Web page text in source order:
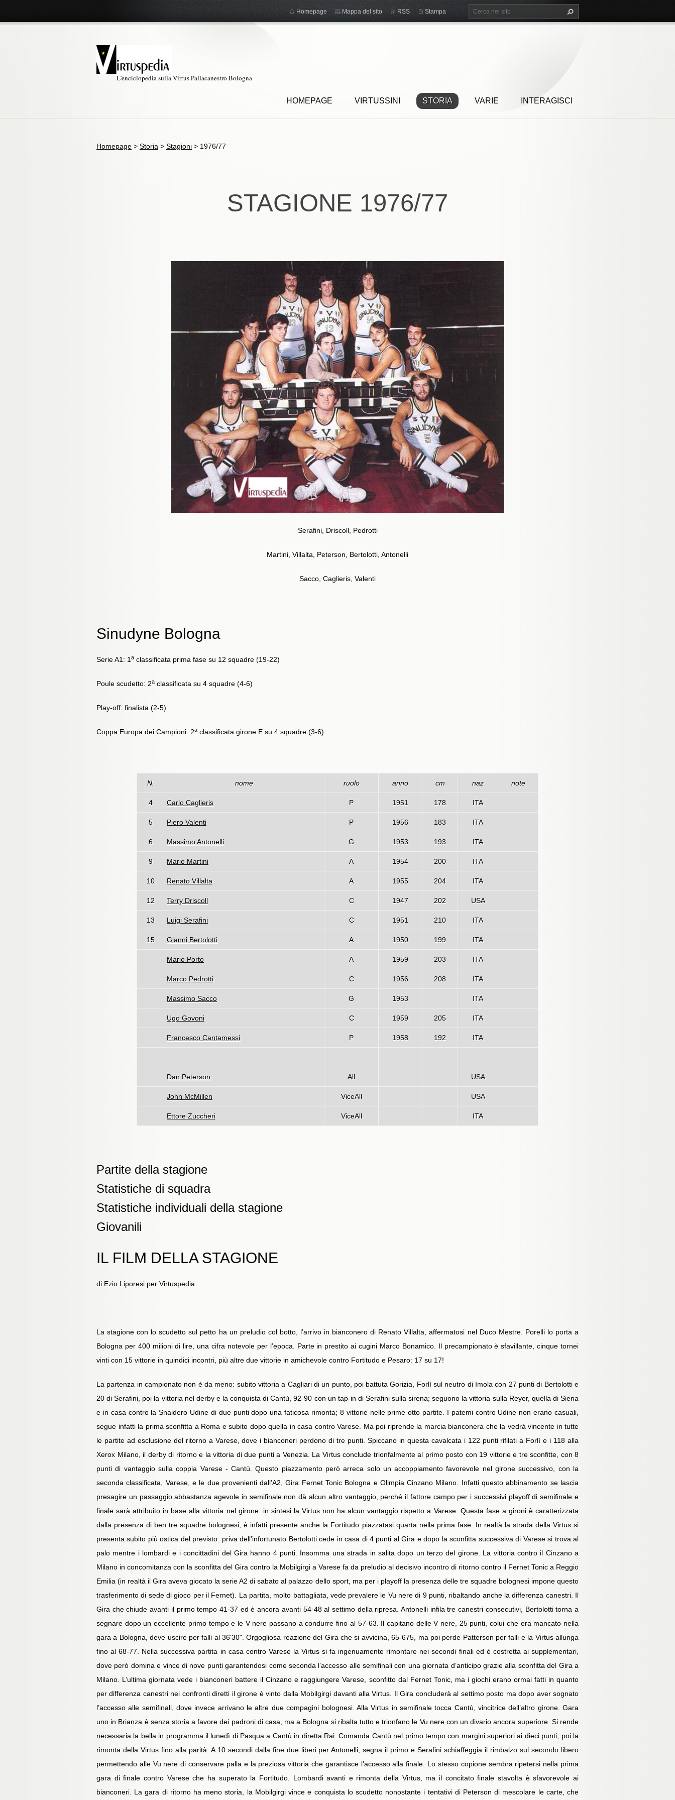
L'enciclopedia sulla Virtus Pallacanestro Bologna
HOMEPAGE VIRTUSSINI STORIA VARIE INTERAGISCI
Homepage Mappa del sito RSS Stampa
Homepage > Storia > Stagioni > 1976/77
STAGIONE 1976/77
Serafini, Driscoll, Pedrotti
Martini, Villalta, Peterson, Bertolotti, Antonelli
Sacco, Caglieris, Valenti
Sinudyne Bologna
Serie A1: 1 a classificata prima fase su 12 squadre (19-22)
Poule scudetto: 2a classificata su 4 squadre (4-6)
Play-off: finalista (2-5)
Coppa Europa dei Campioni: 2a classificata girone E su 4 squadre (3-6)
N. nome ruolo anno cm naz note
4 Carlo Caglieris P 1951 178 ITA
5 Piero Valenti P 1956 183 ITA
6 Massimo Antonelli G 1953 193 ITA
9 Mario Martini A 1954 200 ITA
10 Renato Villalta A 1955 204 ITA
12 Terry Driscoll C 1947 202 USA
13 Luigi Serafini C 1951 210 ITA
15 Gianni Bertolotti A 1950 199 ITA
Mario Porto A 1959 203 ITA
Marco Pedrotti C 1956 208 ITA
Massimo Sacco G 1953 ITA
Ugo Govoni C 1959 205 ITA
Francesco Cantamessi P 1958 192 ITA
Dan Peterson All USA
John McMillen ViceAll USA
Ettore Zuccheri ViceAll ITA
Partite della stagione
Statistiche di squadra
Statistiche individuali della stagione
Giovanili
IL FILM DELLA STAGIONE
di Ezio Liporesi per Virtuspedia
La stagione con lo scudetto sul petto ha un preludio col botto, l’arrivo in bianconero di Renato Villalta, affermatosi nel Duco Mestre. Porelli lo porta a
Bologna per 400 milioni di lire, una cifra notevole per l’epoca. Parte in prestito ai cugini Marco Bonamico. Il precampionato è sfavillante, cinque tornei
vinti con 15 vittorie in quindici incontri, più altre due vittorie in amichevole contro Fortitudo e Pesaro: 17 su 17!
La partenza in campionato non è da meno: subito vittoria a Cagliari di un punto, poi battuta Gorizia, Forlì sul neutro di Imola con 27 punti di Bertolotti e
20 di Serafini, poi la vittoria nel derby e la conquista di Cantù, 92-90 con un tap-in di Serafini sulla sirena; seguono la vittoria sulla Reyer, quella di Siena
e in casa contro la Snaidero Udine di due punti dopo una faticosa rimonta; 8 vittorie nelle prime otto partite. I patemi contro Udine non erano casuali,
segue infatti la prima sconfitta a Roma e subito dopo quella in casa contro Varese. Ma poi riprende la marcia bianconera che la vedrà vincente in tutte
le partite ad esclusione del ritorno a Varese, dove i bianconeri perdono di tre punti. Spiccano in questa cavalcata i 122 punti rifilati a Forlì e i 118 alla
Xerox Milano, il derby di ritorno e la vittoria di due punti a Venezia. La Virtus conclude trionfalmente al primo posto con 19 vittorie e tre sconfitte, con 8
punti di vantaggio sulla coppia Varese - Cantù. Questo piazzamento però arreca solo un accoppiamento favorevole nel girone successivo, con la
seconda classificata, Varese, e le due provenienti dall’A2, Gira Fernet Tonic Bologna e Olimpia Cinzano Milano. Infatti questo abbinamento se lascia
presagire un passaggio abbastanza agevole in semifinale non dà alcun altro vantaggio, perché il fattore campo per i successivi playoff di semifinale e
finale sarà attribuito in base alla vittoria nel girone: in sintesi la Virtus non ha alcun vantaggio rispetto a Varese. Questa fase a gironi è caratterizzata
dalla presenza di ben tre squadre bolognesi, è infatti presente anche la Fortitudo piazzatasi quarta nella prima fase. In realtà la strada della Virtus si
presenta subito più ostica del previsto: priva dell’infortunato Bertolotti cede in casa di 4 punti al Gira e dopo la sconfitta successiva di Varese si trova al
palo mentre i lombardi e i concittadini del Gira hanno 4 punti. Insomma una strada in salita dopo un terzo del girone. La vittoria contro il Cinzano a
Milano in concomitanza con la sconfitta del Gira contro la Mobilgirgi a Varese fa da preludio al decisivo incontro di ritorno contro il Fernet Tonic a Reggio
Emilia (in realtà il Gira aveva giocato la serie A2 di sabato al palazzo dello sport, ma per i playoff la presenza delle tre squadre bolognesi impone questo
trasferimento di sede di gioco per il Fernet). La partita, molto battagliata, vede prevalere le Vu nere di 9 punti, ribaltando anche la differenza canestri. Il
Gira che chiude avanti il primo tempo 41-37 ed è ancora avanti 54-48 al settimo della ripresa. Antonelli infila tre canestri consecutivi, Bertolotti torna a
segnare dopo un eccellente primo tempo e le V nere passano a condurre fino al 57-63. Il capitano delle V nere, 25 punti, colui che era mancato nella
gara a Bologna, deve uscire per falli al 36'30". Orgogliosa reazione del Gira che si avvicina, 65-675, ma poi perde Patterson per falli e la Virtus allunga
fino al 68-77. Nella successiva partita in casa contro Varese la Virtus si fa ingenuamente rimontare nei secondi finali ed è costretta ai supplementari,
dove però domina e vince di nove punti garantendosi come seconda l’accesso alle semifinali con una giornata d’anticipo grazie alla sconfitta del Gira a
Milano. L’ultima giornata vede i bianconeri battere il Cinzano e raggiungere Varese, sconfitto dal Fernet Tonic, ma i giochi erano ormai fatti in quanto
per differenza canestri nei confronti diretti il girone è vinto dalla Mobilgirgi davanti alla Virtus. Il Gira concluderà al settimo posto ma dopo aver sognato
l’accesso alle semifinali, dove invece arrivano le altre due compagini bolognesi. Alla Virtus in semifinale tocca Cantù, vincitrice dell’altro girone. Gara
uno in Brianza è senza storia a favore dei padroni di casa, ma a Bologna si ribalta tutto e trionfano le Vu nere con un divario ancora superiore. Si rende
necessaria la bella in programma il lunedì di Pasqua a Cantù in diretta Rai. Comanda Cantù nel primo tempo con margini superiori ai dieci punti, poi la
rimonta della Virtus fino alla parità. A 10 secondi dalla fine due liberi per Antonelli, segna il primo e Serafini schiaffeggia il rimbalzo sul secondo libero
permettendo alle Vu nere di conservare palla e la preziosa vittoria che garantisce l’accesso alla finale. Lo stesso copione sembra ripetersi nella prima
gara di finale contro Varese che ha superato la Fortitudo. Lombardi avanti e rimonta della Virtus, ma il concitato finale stavolta è sfavorevole ai
bianconeri. La gara di ritorno ha meno storia, la Mobilgirgi vince e conquista lo scudetto nonostante i tentativi di Peterson di mescolare le carte, che